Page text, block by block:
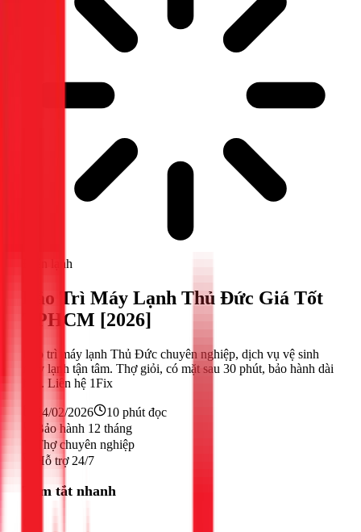
Điện lạnh
Bảo Trì Máy Lạnh Thủ Đức Giá Tốt
TPHCM [2026]
Bảo trì máy lạnh Thủ Đức chuyên nghiệp, dịch vụ vệ sinh
máy lạnh tận tâm. Thợ giỏi, có mặt sau 30 phút, bảo hành dài
hạn. Liên hệ 1Fix
24/02/2026 10 phút đọc
Bảo hành 12 tháng
Thợ chuyên nghiệp
Hỗ trợ 24/7
Tóm tắt nhanh